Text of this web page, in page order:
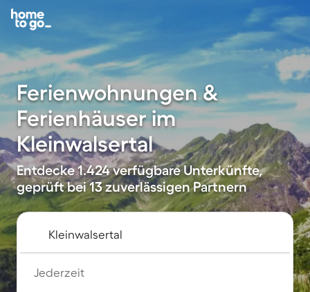
Ferienwohnungen &
Ferienhäuser im
Kleinwalsertal
Entdecke 1.424 verfügbare Unterkünfte,
geprüft bei 13 zuverlässigen Partnern
Jederzeit